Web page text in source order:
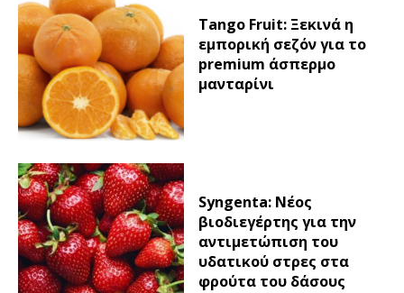
Tango Fruit: Ξεκινά η
εμπορική σεζόν για το
premium άσπερμο
μανταρίνι
Syngenta: Νέος
βιοδιεγέρτης για την
αντιμετώπιση του
υδατικού στρες στα
φρούτα του δάσους